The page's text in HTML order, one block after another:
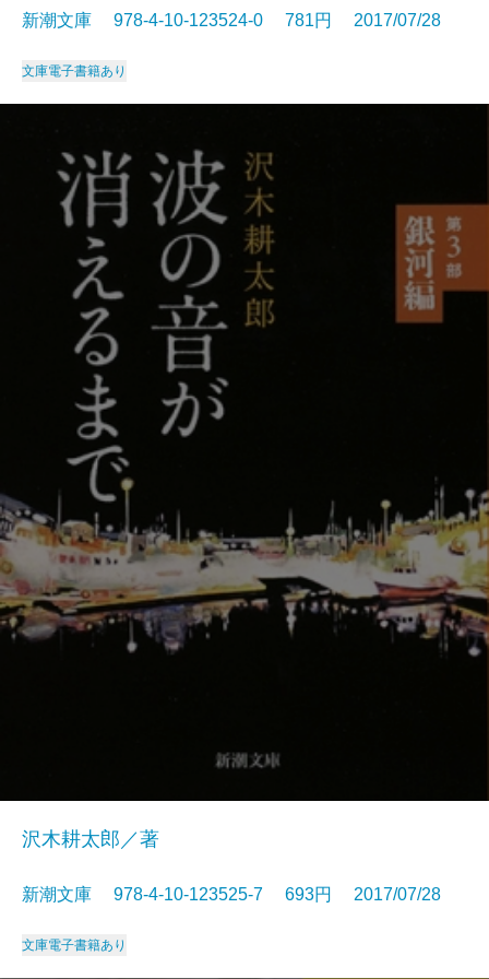
新潮文庫 978-4-10-123524-0 781円 2017/07/28
文庫電子書籍あり
沢木耕太郎／著
新潮文庫 978-4-10-123525-7 693円 2017/07/28
文庫電子書籍あり